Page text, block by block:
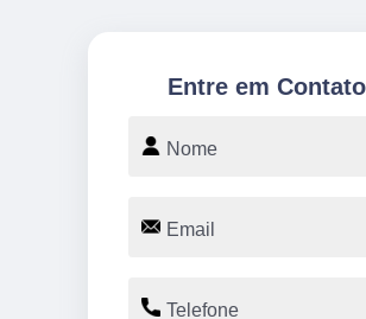
Entre em Contato